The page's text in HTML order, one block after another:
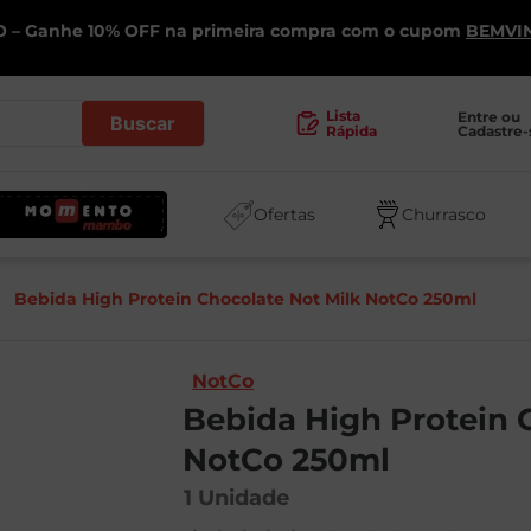
– Ganhe 10% OFF na primeira compra com o cupom
Lista
Rápida
Entre ou
Cadastre-
Ofertas Churrasco
Bebida High Protein Chocolate Not Milk NotCo 250ml
NotCo
Bebida High Protein
NotCo 250ml
1 Unidade